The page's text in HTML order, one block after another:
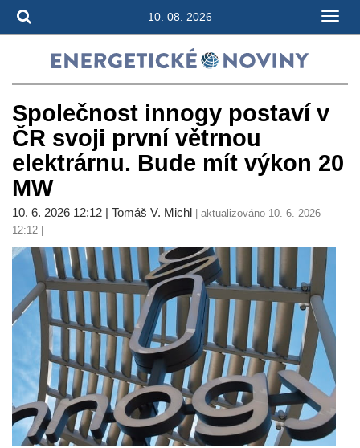
10. 08. 2026
Společnost innogy postaví v
ČR svoji první větrnou
elektrárnu. Bude mít výkon 20
MW
10. 6. 2026 12:12 | Tomáš V. Michl | aktualizováno 10. 6. 2026
12:12 |